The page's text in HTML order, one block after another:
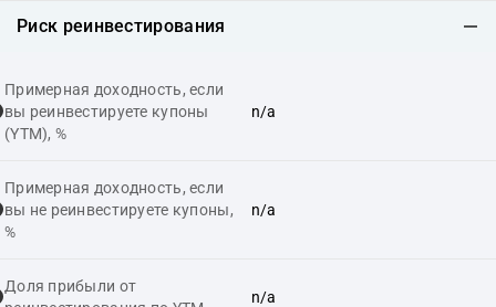
Риск реинвестирования
Примерная доходность, если
вы реинвестируете купоны
(YTM), %
n/a
Примерная доходность, если
вы не реинвестируете купоны,
%
n/a
Доля прибыли от
n/a